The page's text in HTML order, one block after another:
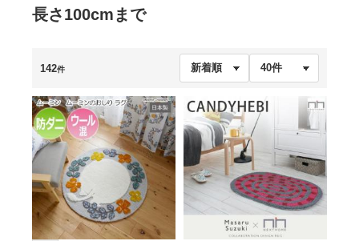
長さ100cmまで
142件